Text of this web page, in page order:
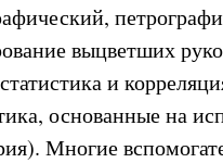
выцветших
и
основанные на
Многие